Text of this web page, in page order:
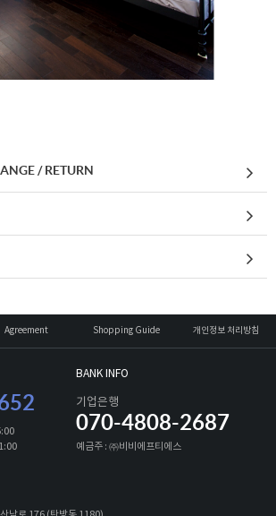
/ RETURN
Agreement Shopping Guide 개인정보 처리방침
BANK INFO
기업은행
070-4808-2687
예금주 : ㈜비비에프티에스